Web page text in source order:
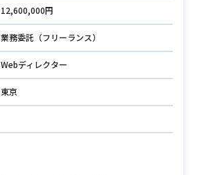
12,600,000円
業務委託（フリーランス）
Webディレクター
東京